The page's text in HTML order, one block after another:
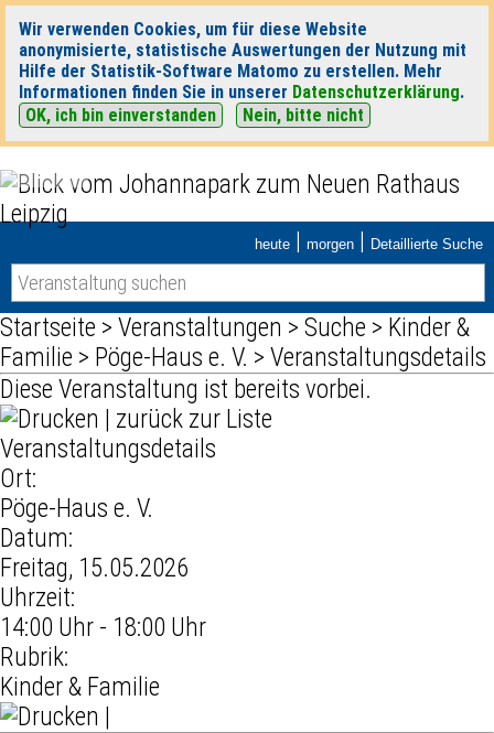
Wir verwenden Cookies, um für diese Website
anonymisierte, statistische Auswertungen der Nutzung mit
Hilfe der Statistik-Software Matomo zu erstellen. Mehr
Informationen finden Sie in unserer Datenschutzerklärung.
OK, ich bin einverstanden
Nein, bitte nicht
heute | morgen | Detaillierte Suche
Startseite > Veranstaltungen > Suche > Kinder &
Familie > Pöge-Haus e. V. > Veranstaltungsdetails
Diese Veranstaltung ist bereits vorbei.
zurück zur Liste
Veranstaltungsdetails
Ort:
Pöge-Haus e. V.
Datum:
Freitag, 15.05.2026
Uhrzeit:
14:00 Uhr - 18:00 Uhr
Rubrik:
Kinder & Familie